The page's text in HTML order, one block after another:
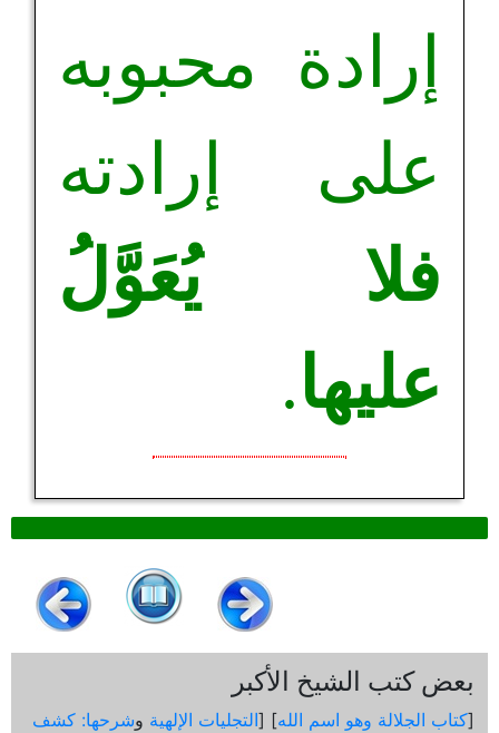
إرادة محبوبه
على إرادته
فلا يُعَوَّلُ
عليها.
بعض كتب الشيخ الأكبر
[كتاب الجلالة وهو اسم الله] [التجليات الإلهية وشرحها: كشف